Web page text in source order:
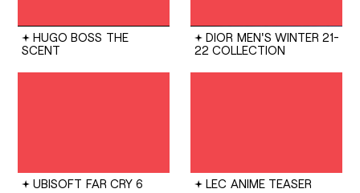
HUGO BOSS THE
SCENT
DIOR MEN'S WINTER 21-
22 COLLECTION
UBISOFT FAR CRY 6 LEC ANIME TEASER